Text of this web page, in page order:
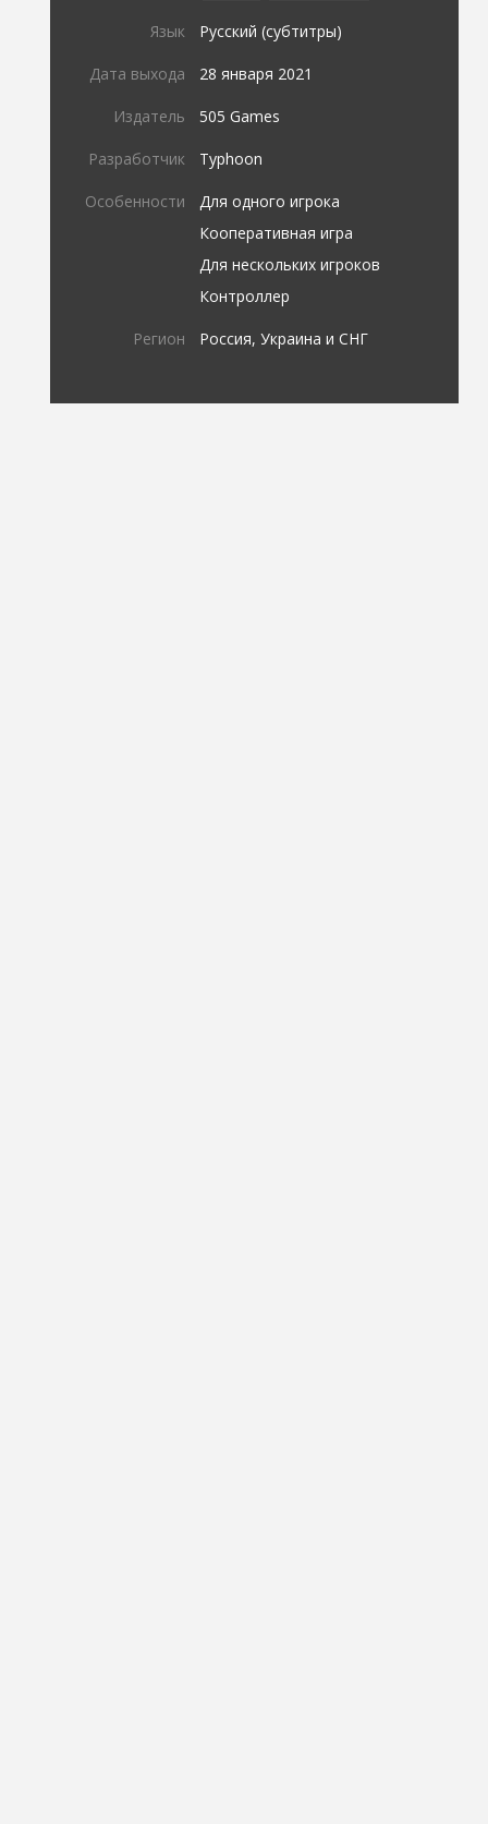
Язык Русский (субтитры)
Дата выхода 28 января 2021
Издатель 505 Games
Разработчик Typhoon
Особенности
Для одного игрока
Кооперативная игра
Для нескольких игроков
Контроллер
Регион Россия, Украина и СНГ